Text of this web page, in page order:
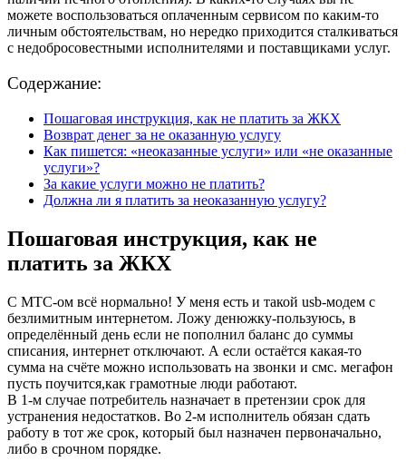
можете воспользоваться оплаченным сервисом по каким-то
личным обстоятельствам, но нередко приходится сталкиваться
с недобросовестными исполнителями и поставщиками услуг.
Содержание:
Пошаговая инструкция, как не платить за ЖКХ
Возврат денег за не оказанную услугу
Как пишется: «неоказанные услуги» или «не оказанные
услуги»?
За какие услуги можно не платить?
Должна ли я платить за неоказанную услугу?
Пошаговая инструкция, как не
платить за ЖКХ
С МТС-ом всё нормально! У меня есть и такой usb-модем с
безлимитным интернетом. Ложу денюжку-пользуюсь, в
определённый день если не пополнил баланс до суммы
списания, интернет отключают. А если остаётся какая-то
сумма на счёте можно использовать на звонки и смс. мегафон
пусть поучится,как грамотные люди работают.
В 1-м случае потребитель назначает в претензии срок для
устранения недостатков. Во 2-м исполнитель обязан сдать
работу в тот же срок, который был назначен первоначально,
либо в срочном порядке.